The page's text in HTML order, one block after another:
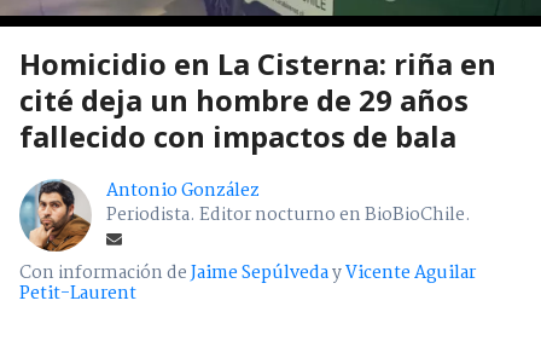
Homicidio en La Cisterna: riña en
cité deja un hombre de 29 años
fallecido con impactos de bala
Antonio González
Periodista. Editor nocturno en BioBioChile.
Con información deJaime SepúlvedayVicente Aguilar
Petit-Laurent